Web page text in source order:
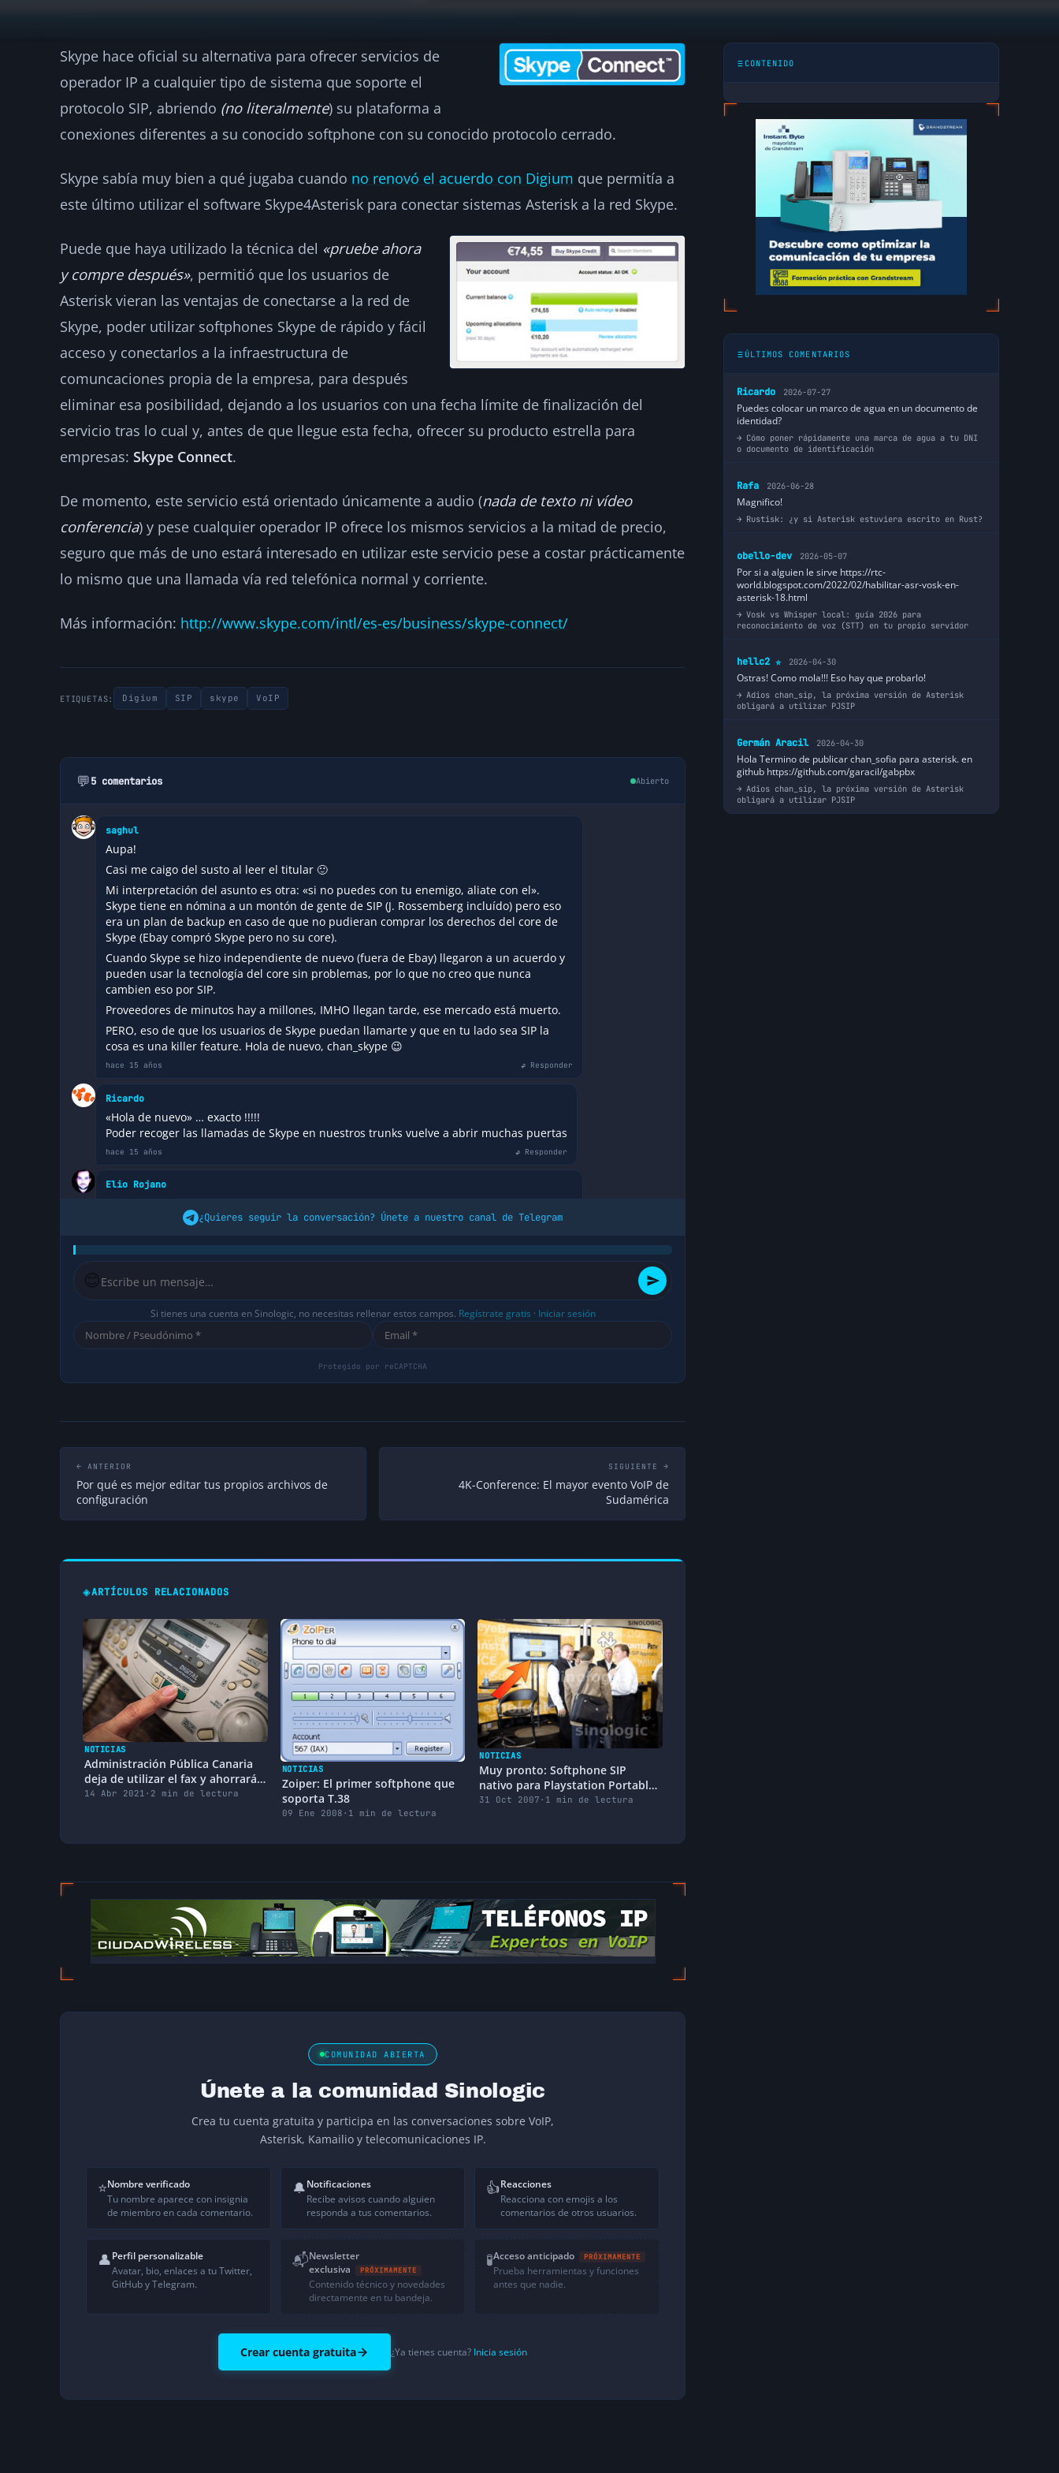
Skype se pasa al SIP
NOTICIAS ·2011-11-09·2 min de lectura·Porhellc2
Skype hace oficial su alternativa para ofrecer servicios de
operador IP a cualquier tipo de sistema que soporte el
protocolo SIP, abriendo (no literalmente) su plataforma a
conexiones diferentes a su conocido softphone con su conocido protocolo cerrado.
Skype sabía muy bien a qué jugaba cuando no renovó el acuerdo con Digium que permitía a
este último utilizar el software Skype4Asterisk para conectar sistemas Asterisk a la red Skype.
Puede que haya utilizado la técnica del «pruebe ahora
y compre después», permitió que los usuarios de
Asterisk vieran las ventajas de conectarse a la red de
Skype, poder utilizar softphones Skype de rápido y fácil
acceso y conectarlos a la infraestructura de
comuncaciones propia de la empresa, para después
eliminar esa posibilidad, dejando a los usuarios con una fecha límite de finalización del
servicio tras lo cual y, antes de que llegue esta fecha, ofrecer su producto estrella para
empresas: Skype Connect.
De momento, este servicio está orientado únicamente a audio (nada de texto ni vídeo
conferencia) y pese cualquier operador IP ofrece los mismos servicios a la mitad de precio,
seguro que más de uno estará interesado en utilizar este servicio pese a costar prácticamente
lo mismo que una llamada vía red telefónica normal y corriente.
Más información: http://www.skype.com/intl/es-es/business/skype-connect/
ETIQUETAS: Digium SIP skype VoIP
💬5 comentarios Abierto
saghul
Aupa!
Casi me caigo del susto al leer el titular 🙂
Mi interpretación del asunto es otra: «si no puedes con tu enemigo, aliate con el».
Skype tiene en nómina a un montón de gente de SIP (J. Rossemberg incluído) pero eso
era un plan de backup en caso de que no pudieran comprar los derechos del core de
Skype (Ebay compró Skype pero no su core).
Cuando Skype se hizo independiente de nuevo (fuera de Ebay) llegaron a un acuerdo y
pueden usar la tecnología del core sin problemas, por lo que no creo que nunca
cambien eso por SIP.
Proveedores de minutos hay a millones, IMHO llegan tarde, ese mercado está muerto.
PERO, eso de que los usuarios de Skype puedan llamarte y que en tu lado sea SIP la
cosa es una killer feature. Hola de nuevo, chan_skype 😉
hace 15 años ↩ Responder
Ricardo
«Hola de nuevo» … exacto !!!!!
Poder recoger las llamadas de Skype en nuestros trunks vuelve a abrir muchas puertas
hace 15 años ↩ Responder
Elio Rojano
Si, interpretaciones las hay para dar y tomar, sobre todo por no haber una respuesta
Está claro que su negocio está «a salvo» mientras sigan manteniendo su protocolo
cerrado que es el que lo distingue de otros proveedores IP, aunque el hecho de hacerlo
compatible SIP abre mucho las puertas hacia una infraestructura nueva que podría
eclipsar (si tiene éxito) parte de sus servicios propietarios.
Hola José,
Efectivamente, Skype lanzó a modo de prueba su servicio compatible con SIP. La noticia
es que ahora ya lo ha lanzado públicamente y de manera oficial.
hace 15 años
¿Quieres seguir la conversación? Únete a nuestro canal de Telegram
😊
Si tienes una cuenta en Sinologic, no necesitas rellenar estos campos. Regístrate gratis · Iniciar sesión
← ANTERIOR
Por qué es mejor editar tus propios archivos de
configuración
SIGUIENTE →
4K-Conference: El mayor evento VoIP de
Sudamérica
◈ARTÍCULOS RELACIONADOS
NOTICIAS
Administración Pública Canaria
deja de utilizar el fax y ahorrará
más de 200.000€ al año
14 Abr 2021 · 2 min de lectura
NOTICIAS
Zoiper: El primer softphone que
soporta T.38
09 Ene 2008 · 1 min de lectura
NOTICIAS
Muy pronto: Softphone SIP
nativo para Playstation Portable
(PSP)
31 Oct 2007 · 1 min de lectura
COMUNIDAD ABIERTA
Únete a la comunidad Sinologic
Crea tu cuenta gratuita y participa en las conversaciones sobre VoIP,
Asterisk, Kamailio y telecomunicaciones IP.
⭐Nombre verificado
Tu nombre aparece con insignia
de miembro en cada comentario.
🔔Notificaciones
Recibe avisos cuando alguien
responda a tus comentarios.
👍Reacciones
Reacciona con emojis a los
comentarios de otros usuarios.
👤Perfil personalizable
Avatar, bio, enlaces a tu Twitter,
GitHub y Telegram.
📬Newsletter
exclusiva
PRÓXIMAMENTE
Contenido técnico y novedades
directamente en tu bandeja.
🧪Acceso anticipado PRÓXIMAMENTE
Prueba herramientas y funciones
antes que nadie.
Crear cuenta gratuita ¿Ya tienes cuenta? Inicia sesión
CONTENIDO
ÚLTIMOS COMENTARIOS
Ricardo 2026-07-27
Puedes colocar un marco de agua en un documento de
identidad?
Cómo poner rápidamente una marca de agua a tu DNI
o documento de identificación
Rafa 2026-06-28
Magnifico!
Rustisk: ¿y si Asterisk estuviera escrito en Rust?
obello-dev 2026-05-07
Por si a alguien le sirve https://rtc-
world.blogspot.com/2022/02/habilitar-asr-vosk-en-
asterisk-18.html
Vosk vs Whisper local: guía 2026 para
reconocimiento de voz (STT) en tu propio servidor
hellc2 ⭐ 2026-04-30
Ostras! Como mola!!! Eso hay que probarlo!
Adios chan_sip, la próxima versión de Asterisk
obligará a utilizar PJSIP
Germán Aracil 2026-04-30
Hola Termino de publicar chan_sofia para asterisk. en
github https://github.com/garacil/gabpbx
Adios chan_sip, la próxima versión de Asterisk
obligará a utilizar PJSIP